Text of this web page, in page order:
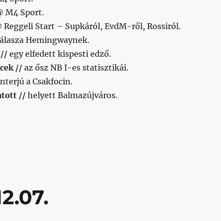
M4 Sport.
Reggeli Start – Supkáról, EvdM-ről, Rossiról.
Hemingwaynek.
// egy elfedett kispesti edző.
// az ősz NB I-es statisztikái.
a Csakfocin.
// helyett Balmazújváros.